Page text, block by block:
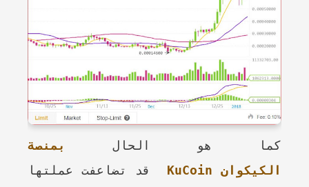
كما هو الحال
بمنصة
الكيكوان KuCoin
قد تضاعفت عملتها